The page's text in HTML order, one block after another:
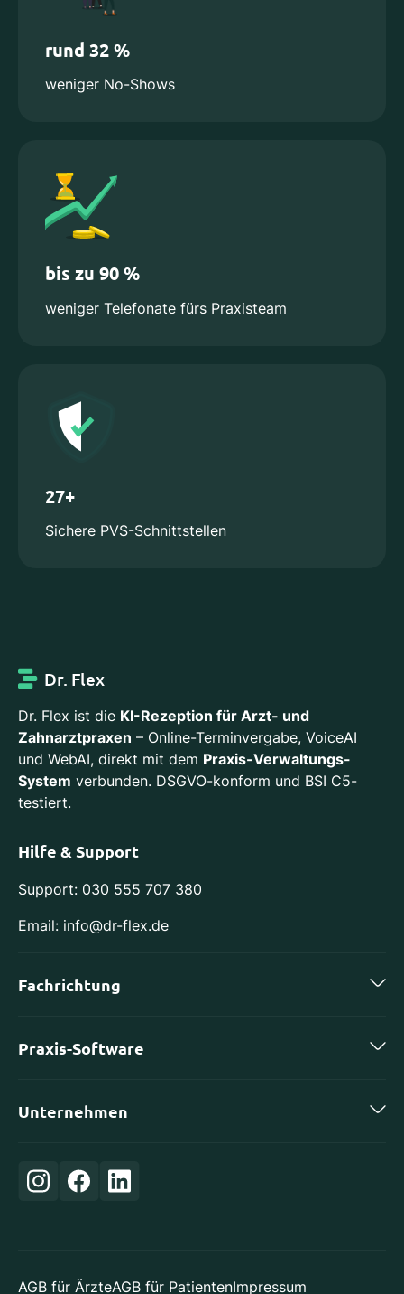
rund 32 %
weniger No-Shows
bis zu 90 %
weniger Telefonate fürs Praxisteam
27+
Sichere PVS-Schnittstellen
Dr. Flex
Dr. Flex ist die KI-Rezeption für Arzt- und
Zahnarztpraxen – Online-Terminvergabe, VoiceAI
und WebAI, direkt mit dem Praxis-Verwaltungs-
System verbunden. DSGVO-konform und BSI C5-
testiert.
Hilfe & Support
Support: 030 555 707 380
Email: info@dr-flex.de
Fachrichtung
Orthopädie
Praxis-Software
Evident
Unternehmen
Login
AGB für ÄrzteAGB für PatientenImpressum